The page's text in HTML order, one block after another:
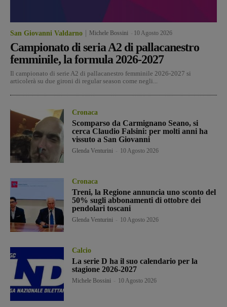
San Giovanni Valdarno Michele Bossini 10 Agosto 2026
Campionato di seria A2 di pallacanestro
femminile, la formula 2026-2027
Il campionato di serie A2 di pallacanestro femminile 2026-2027 si
articolerà su due gironi di regular season come negli...
Cronaca
Scomparso da Carmignano Seano, si
cerca Claudio Falsini: per molti anni ha
vissuto a San Giovanni
Glenda Venturini 10 Agosto 2026
Cronaca
Treni, la Regione annuncia uno sconto del
50% sugli abbonamenti di ottobre dei
pendolari toscani
Glenda Venturini 10 Agosto 2026
Calcio
La serie D ha il suo calendario per la
stagione 2026-2027
Michele Bossini 10 Agosto 2026